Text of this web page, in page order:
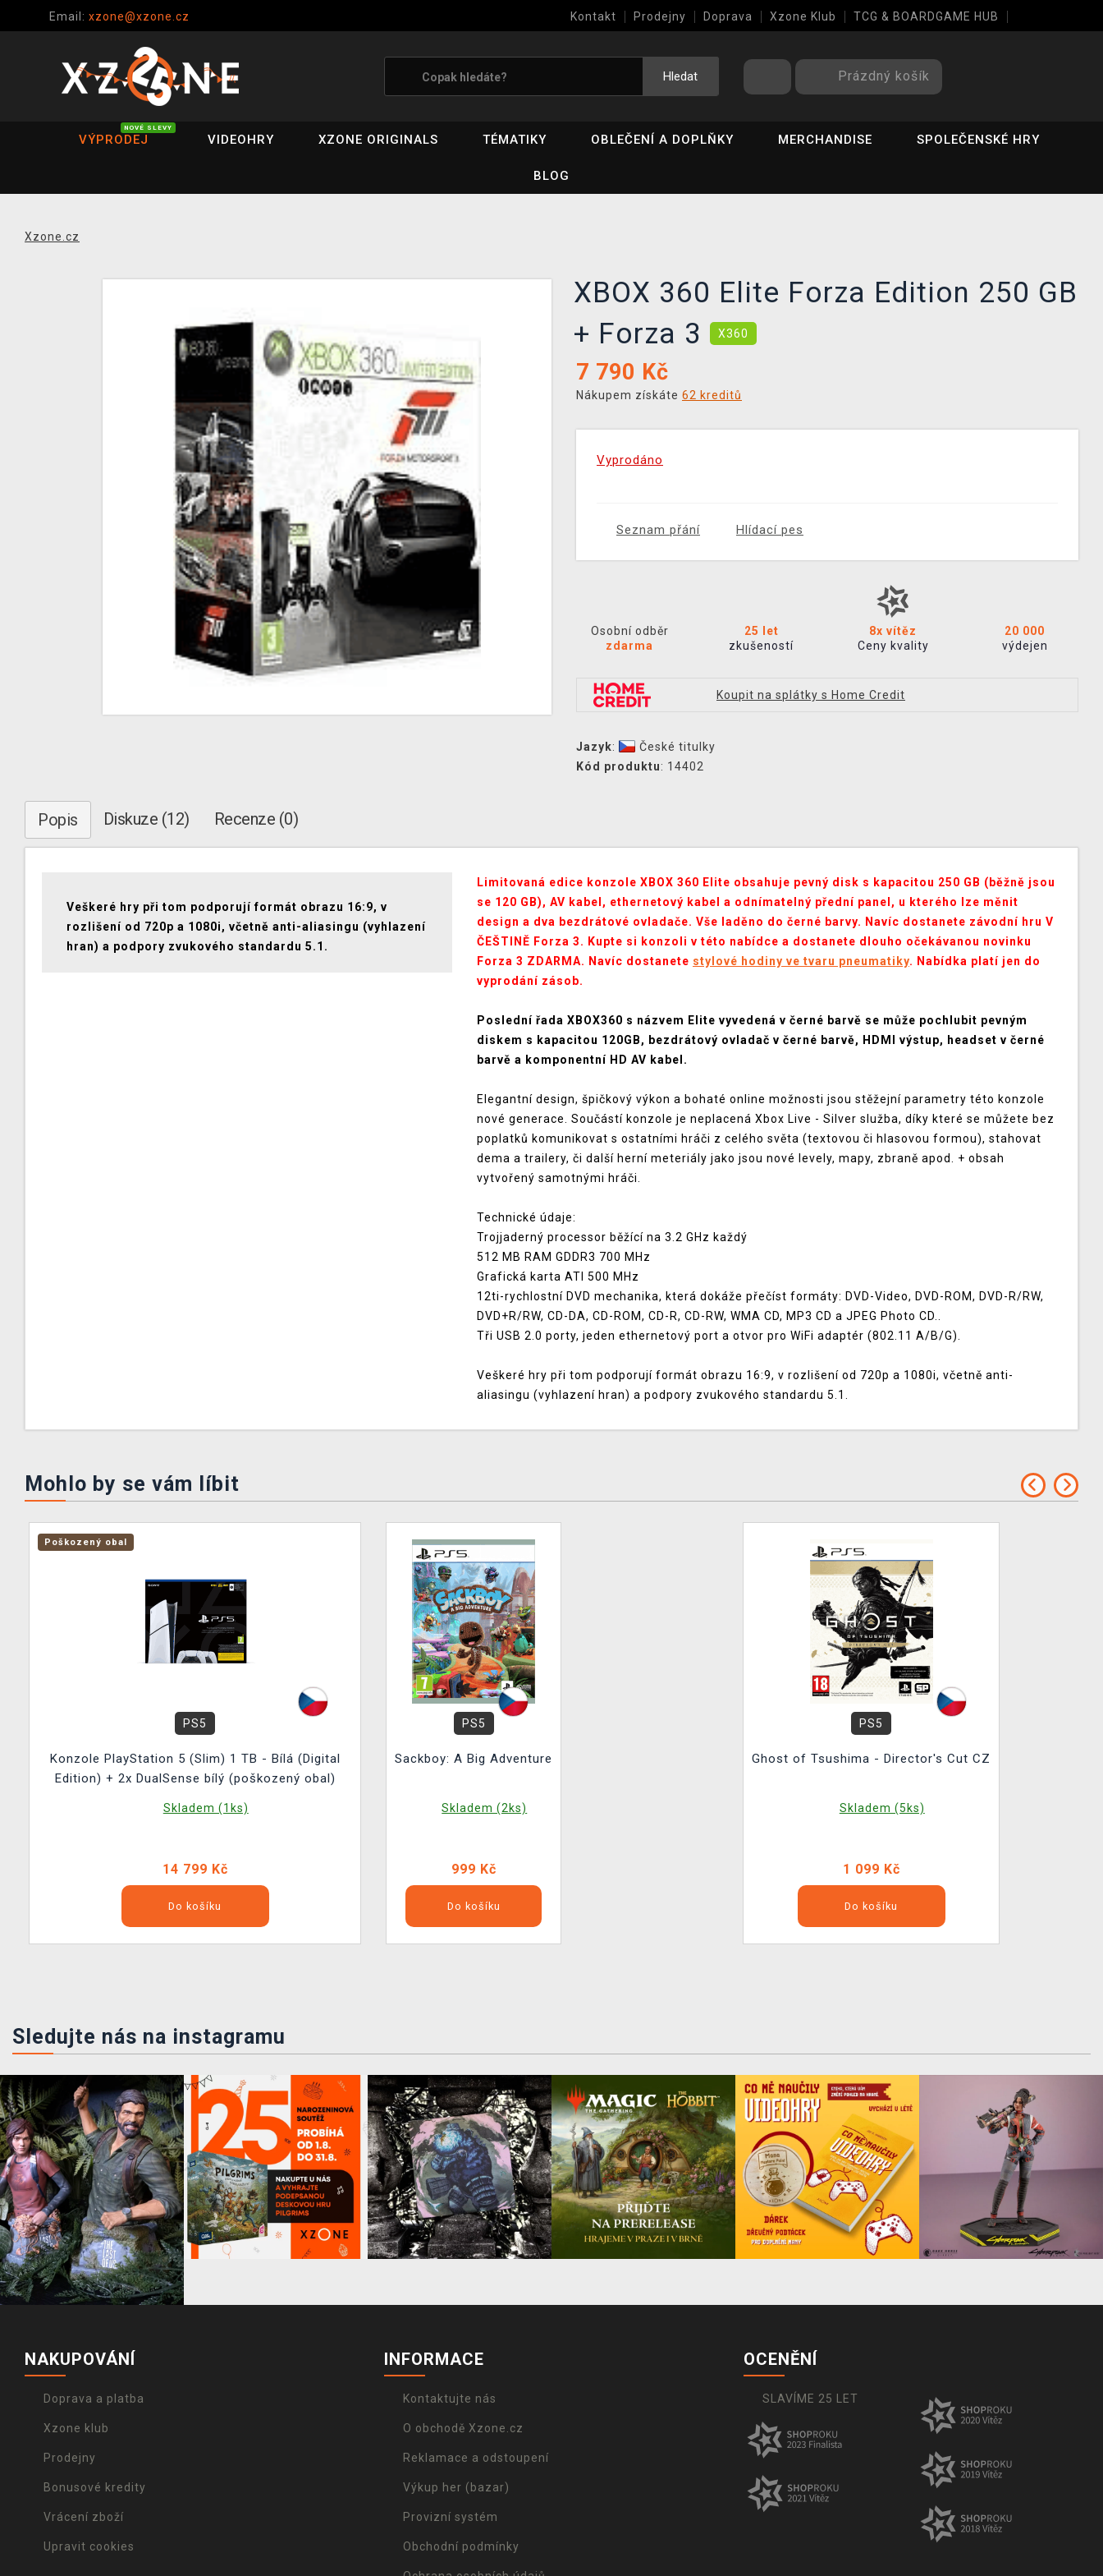
Email: xzone@xzone.cz Kontakt Prodejny Doprava Xzone Klub TCG & BOARDGAME HUB
Hledat Prázdný košík
VÝPRODEJ
NOVÉ SLEVY
VIDEOHRY XZONE ORIGINALS TÉMATIKY OBLEČENÍ A DOPLŇKY MERCHANDISE SPOLEČENSKÉ HRY
BLOG
Xzone.cz
XBOX 360 Elite Forza Edition 250 GB
+ Forza 3
X360
7 790 Kč
Nákupem získáte 62 kreditů
Vyprodáno
Seznam přání Hlídací pes
Osobní odběr
zdarma
25 let
zkušeností
8x vítěz
Ceny kvality
20 000
výdejen
Koupit na splátky s Home Credit
Jazyk:
České titulky
Kód produktu: 14402
Popis Diskuze (12) Recenze (0)
Veškeré hry při tom podporují formát obrazu 16:9, v
rozlišení od 720p a 1080i, včetně anti-aliasingu (vyhlazení
hran) a podpory zvukového standardu 5.1.
Limitovaná edice konzole XBOX 360 Elite obsahuje pevný disk s kapacitou 250 GB (běžně jsou
se 120 GB), AV kabel, ethernetový kabel a odnímatelný přední panel, u kterého lze měnit
design a dva bezdrátové ovladače. Vše laděno do černé barvy. Navíc dostanete závodní hru V
ČEŠTINĚ Forza 3. Kupte si konzoli v této nabídce a dostanete dlouho očekávanou novinku
Forza 3 ZDARMA. Navíc dostanete stylové hodiny ve tvaru pneumatiky. Nabídka platí jen do
vyprodání zásob.
Poslední řada XBOX360 s názvem Elite vyvedená v černé barvě se může pochlubit pevným
diskem s kapacitou 120GB, bezdrátový ovladač v černé barvě, HDMI výstup, headset v černé
barvě a komponentní HD AV kabel.
Elegantní design, špičkový výkon a bohaté online možnosti jsou stěžejní parametry této konzole
nové generace. Součástí konzole je neplacená Xbox Live - Silver služba, díky které se můžete bez
poplatků komunikovat s ostatními hráči z celého světa (textovou či hlasovou formou), stahovat
dema a trailery, či další herní meteriály jako jsou nové levely, mapy, zbraně apod. + obsah
vytvořený samotnými hráči.
Technické údaje:
Trojjaderný processor běžící na 3.2 GHz každý
512 MB RAM GDDR3 700 MHz
Grafická karta ATI 500 MHz
12ti-rychlostní DVD mechanika, která dokáže přečíst formáty: DVD-Video, DVD-ROM, DVD-R/RW,
DVD+R/RW, CD-DA, CD-ROM, CD-R, CD-RW, WMA CD, MP3 CD a JPEG Photo CD..
Tři USB 2.0 porty, jeden ethernetový port a otvor pro WiFi adaptér (802.11 A/B/G).
Veškeré hry při tom podporují formát obrazu 16:9, v rozlišení od 720p a 1080i, včetně anti-
aliasingu (vyhlazení hran) a podpory zvukového standardu 5.1.
Mohlo by se vám líbit
Poškozený obal
PS5
Konzole PlayStation 5 (Slim) 1 TB - Bílá (Digital
Edition) + 2x DualSense bílý (poškozený obal)
Skladem (1ks)
14 799 Kč
Do košíku
PS5
Sackboy: A Big Adventure
Skladem (2ks)
999 Kč
Do košíku
PS5
Ghost of Tsushima - Director's Cut CZ
Skladem (5ks)
1 099 Kč
Do košíku
Sledujte nás na instagramu
NAKUPOVÁNÍ
Doprava a platba
Xzone klub
Prodejny
Bonusové kredity
Vrácení zboží
Upravit cookies
INFORMACE
Kontaktujte nás
O obchodě Xzone.cz
Reklamace a odstoupení
Výkup her (bazar)
Provizní systém
Obchodní podmínky
OCENĚNÍ
SLAVÍME 25 LET